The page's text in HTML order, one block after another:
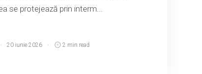
se protejează prin interm...
20 iunie 2026 2 min read